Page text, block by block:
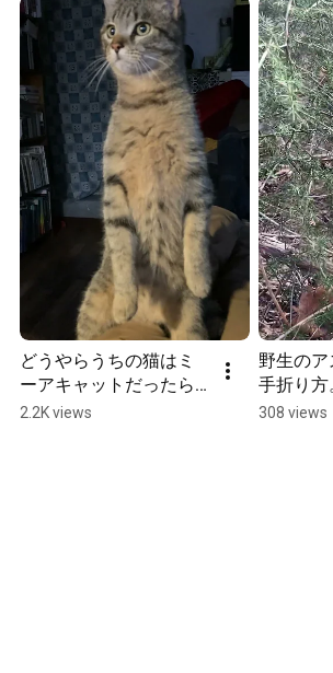
どうやらうちの猫はミ
ーアキャットだったら
しい　#今日も村にいま
2.2K views
野生の
手折り
308 views